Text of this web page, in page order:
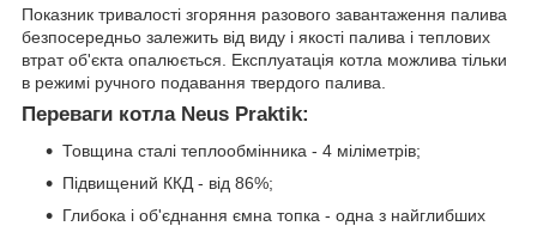
Показник тривалості згоряння разового завантаження палива
безпосередньо залежить від виду і якості палива і теплових
втрат об'єкта опалюється. Експлуатація котла можлива тільки
в режимі ручного подавання твердого палива.
Переваги котла Neus Praktik:
Товщина сталі теплообмінника - 4 міліметрів;
Підвищений ККД - від 86%;
Глибока і об'єднання ємна топка - одна з найглибших